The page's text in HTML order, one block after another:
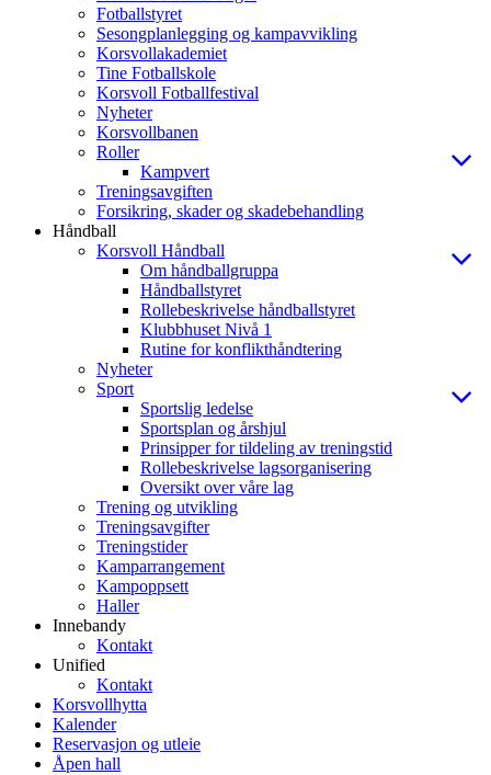
Fotballstyret
Sesongplanlegging og kampavvikling
Korsvollakademiet
Tine Fotballskole
Korsvoll Fotballfestival
Nyheter
Korsvollbanen
Roller
Kampvert
Treningsavgiften
Forsikring, skader og skadebehandling
Håndball
Korsvoll Håndball
Om håndballgruppa
Håndballstyret
Rollebeskrivelse håndballstyret
Klubbhuset Nivå 1
Rutine for konflikthåndtering
Nyheter
Sport
Sportslig ledelse
Sportsplan og årshjul
Prinsipper for tildeling av treningstid
Rollebeskrivelse lagsorganisering
Oversikt over våre lag
Trening og utvikling
Treningsavgifter
Treningstider
Kamparrangement
Kampoppsett
Haller
Innebandy
Kontakt
Unified
Kontakt
Korsvollhytta
Kalender
Reservasjon og utleie
Åpen hall